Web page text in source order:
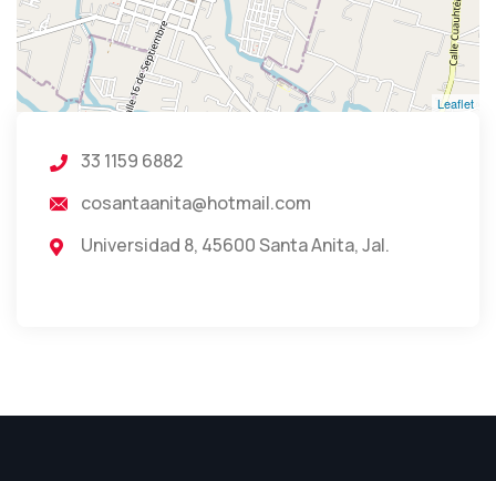
Leaflet
33 1159 6882
cosantaanita@hotmail.com
Universidad 8, 45600 Santa Anita, Jal.